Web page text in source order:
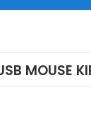
MOUSE